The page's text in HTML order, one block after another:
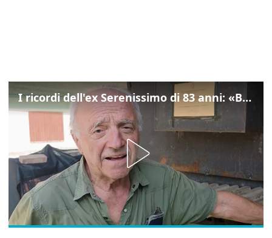
I ricordi dell'ex Serenissimo di 83 anni: «Bossi geloso di noi, in carcere mi cantavano l’inno di San Marco»